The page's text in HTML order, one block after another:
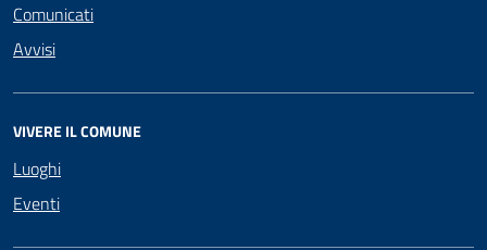
Comunicati
Avvisi
VIVERE IL COMUNE
Luoghi
Eventi